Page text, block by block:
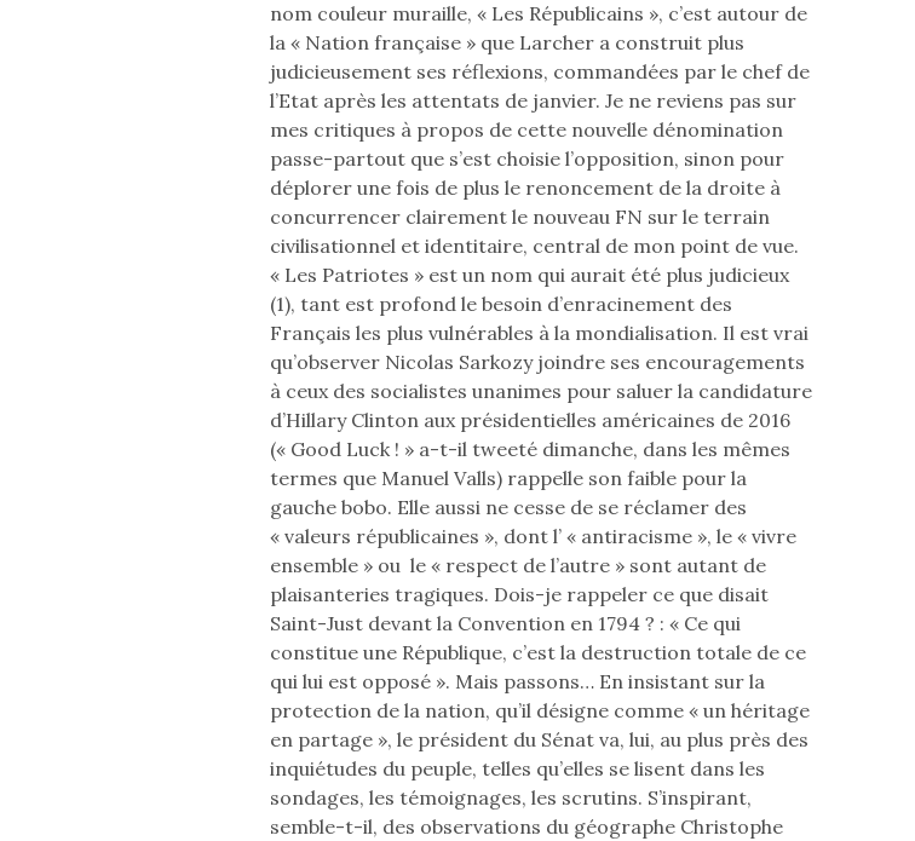
nom couleur muraille, « Les Républicains », c’est autour de
la « Nation française » que Larcher a construit plus
judicieusement ses réflexions, commandées par le chef de
l’Etat après les attentats de janvier. Je ne reviens pas sur
mes critiques à propos de cette nouvelle dénomination
passe-partout que s’est choisie l’opposition, sinon pour
déplorer une fois de plus le renoncement de la droite à
concurrencer clairement le nouveau FN sur le terrain
civilisationnel et identitaire, central de mon point de vue.
« Les Patriotes » est un nom qui aurait été plus judicieux
(1), tant est profond le besoin d’enracinement des
Français les plus vulnérables à la mondialisation. Il est vrai
qu’observer Nicolas Sarkozy joindre ses encouragements
à ceux des socialistes unanimes pour saluer la candidature
d’Hillary Clinton aux présidentielles américaines de 2016
(« Good Luck ! » a-t-il tweeté dimanche, dans les mêmes
termes que Manuel Valls) rappelle son faible pour la
gauche bobo. Elle aussi ne cesse de se réclamer des
« valeurs républicaines », dont l’ « antiracisme », le « vivre
ensemble » ou le « respect de l’autre » sont autant de
plaisanteries tragiques. Dois-je rappeler ce que disait
Saint-Just devant la Convention en 1794 ? : « Ce qui
constitue une République, c’est la destruction totale de ce
qui lui est opposé ». Mais passons… En insistant sur la
protection de la nation, qu’il désigne comme « un héritage
en partage », le président du Sénat va, lui, au plus près des
inquiétudes du peuple, telles qu’elles se lisent dans les
sondages, les témoignages, les scrutins. S’inspirant,
semble-t-il, des observations du géographe Christophe